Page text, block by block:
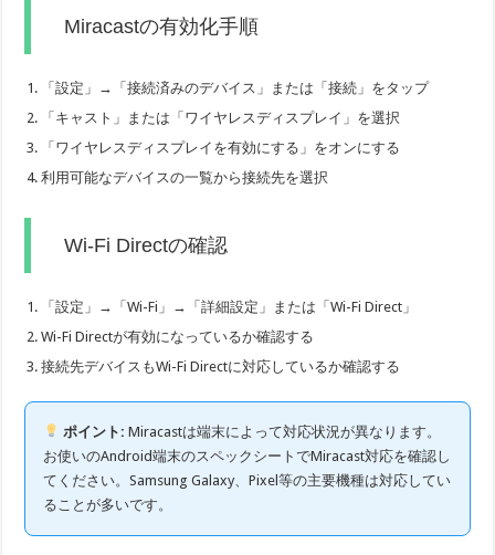
Miracastの有効化手順
「設定」→「接続済みのデバイス」または「接続」をタップ
「キャスト」または「ワイヤレスディスプレイ」を選択
「ワイヤレスディスプレイを有効にする」をオンにする
利用可能なデバイスの一覧から接続先を選択
Wi-Fi Directの確認
「設定」→「Wi-Fi」→「詳細設定」または「Wi-Fi Direct」
Wi-Fi Directが有効になっているか確認する
接続先デバイスもWi-Fi Directに対応しているか確認する
ポイント: Miracastは端末によって対応状況が異なります。
お使いのAndroid端末のスペックシートでMiracast対応を確認し
てください。Samsung Galaxy、Pixel等の主要機種は対応してい
ることが多いです。